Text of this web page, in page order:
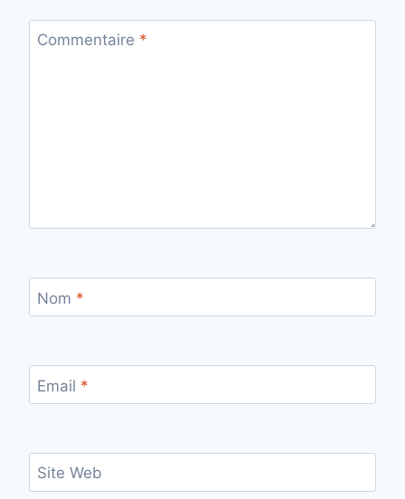
Commentaire *
Nom *
Email *
Site Web